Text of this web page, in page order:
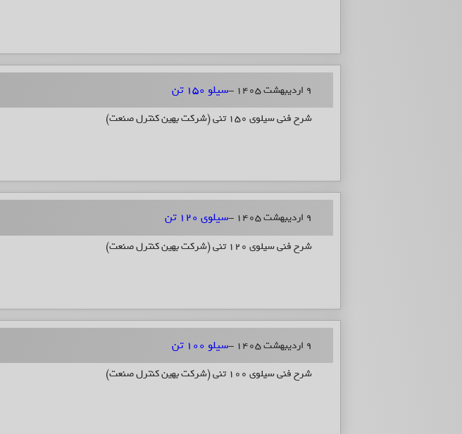
9 اردیبهشت 1405 - سیلو 150 تن
شرح فنی سیلوی 150 تنی (شرکت بهین کنترل صنعت)
9 اردیبهشت 1405 - سیلوی 120 تن
شرح فنی سیلوی 120 تنی (شرکت بهین کنترل صنعت)
9 اردیبهشت 1405 - سیلو 100 تن
شرح فنی سیلوی ۱۰۰ تنی (شرکت بهین کنترل صنعت)